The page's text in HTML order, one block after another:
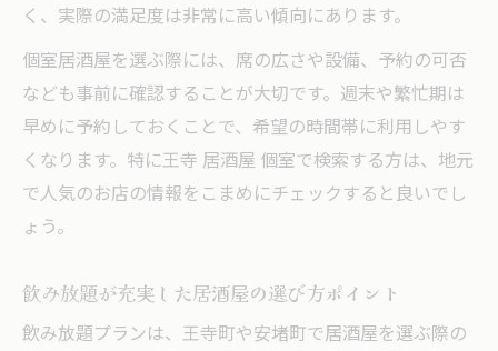
く、実際の満足度は非常に高い傾向にあります。
個室居酒屋を選ぶ際には、席の広さや設備、予約の可否
なども事前に確認することが大切です。週末や繁忙期は
早めに予約しておくことで、希望の時間帯に利用しやす
くなります。特に王寺 居酒屋 個室で検索する方は、地元
で人気のお店の情報をこまめにチェックすると良いでし
ょう。
飲み放題が充実した居酒屋の選び方ポイント
飲み放題プランは、王寺町や安堵町で居酒屋を選ぶ際の